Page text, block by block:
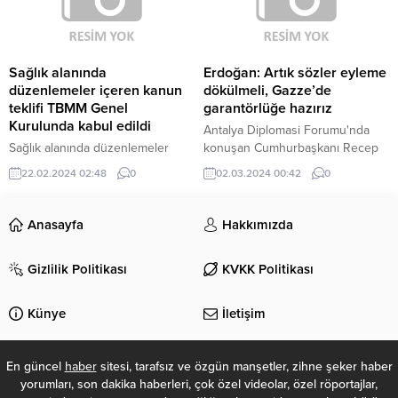
yanından gelerek YÖK Başkanlığı
önünde toplanan ÜNİPERSEN
yapan idari personelin başta tayin
sorunu olmak üzere yaşadığı
problemlerin çözülmesi talebinde
bulundu. Ellerindeki pankartlarla...
yer aldı. Türkiye’nin bu başarısını
sürdürmesi, sektördeki
uygulamaların yaygınlaşmasıyla
mümkün olacak. Medikal estetik,...
Sağlık alanında
düzenlemeler içeren kanun
teklifi TBMM Genel
Kurulunda kabul edildi
Sağlık alanında düzenlemeler
içeren Sağlıkla İlgili Bazı
Kanunlarda ve 663 Sayılı Kanun
Değişiklik Yapılmasına Dair Kanun
Teklifi, TBMM Genel Kurulunda
22.02.2024 02:48 0
Erdoğan: Artık sözler eyleme
dökülmeli, Gazze’de
garantörlüğe hazırız
Antalya Diplomasi Forumu'nda
konuşan Cumhurbaşkanı Recep
Tayyip Erdoğan, başkenti Doğu
Kudüs olan bağımsız Filistin
Türkiye'nin sorumluluk almaya
hazır olduğunu belirtti. Erdoğan,
desteklenmedikçe, ne Filistin'deki
uluslararası sisteme güveni
yeniden inşa etmek mümkündür."
ifadelerini kullandı.
02.03.2024 00:42 0
Anasayfa Hakkımızda
Gizlilik Politikası KVKK Politikası
Künye İletişim
En güncel habersitesi, tarafsız ve özgün manşetler, zihne şeker haber
yorumları, son dakika haberleri, çok özel videolar, özel röportajlar,